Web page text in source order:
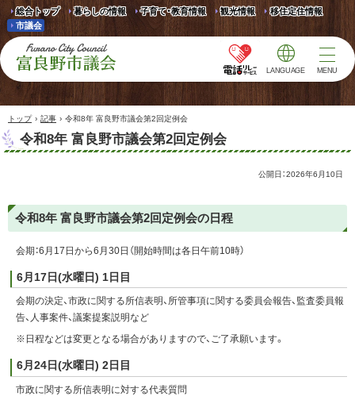
総合トップ 暮らしの情報 子育て・教育情報 観光情報
移住定住情報
市議会
富良野市議会 Furano
City Council
LANGUAGE MENU
トップ › 記事 › 令和8年 富良野市議会第2回定例会
令和8年 富良野市議会第2回定例会
公開日：2026年6月10日
令和8年 富良野市議会第2回定例会の日程
会期：6月17日から6月30日（開始時間は各日午前10時）
6月17日(水曜日) 1日目
会期の決定、市政に関する所信表明、所管事項に関する委員会報告、監査委員報
告、人事案件、議案提案説明など
※日程などは変更となる場合がありますので、ご了承願います。
6月24日(水曜日) 2日目
市政に関する所信表明に対する代表質問